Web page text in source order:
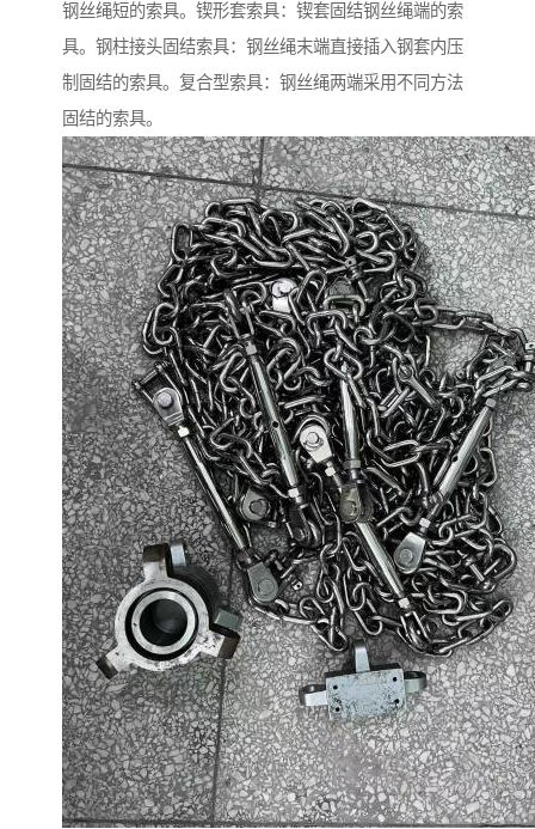
钢丝绳短的索具。锲形套索具：锲套固结钢丝绳端的索
具。钢柱接头固结索具：钢丝绳末端直接插入钢套内压
制固结的索具。复合型索具：钢丝绳两端采用不同方法
固结的索具。